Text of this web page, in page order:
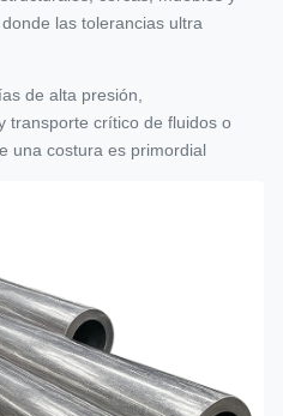
las tolerancias ultra
de alta presión,
transporte crítico de fluidos o
una costura es primordial